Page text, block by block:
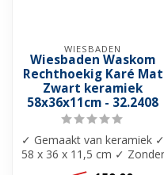
WIESBADEN
Wiesbaden Waskom
Rechthoekig Karé Mat
Zwart keramiek
58x36x11cm - 32.2408
✓ Gemaakt van keramiek ✓
58 x 36 x 11,5 cm ✓ Zonder
overloop ✓ Leverbaar in